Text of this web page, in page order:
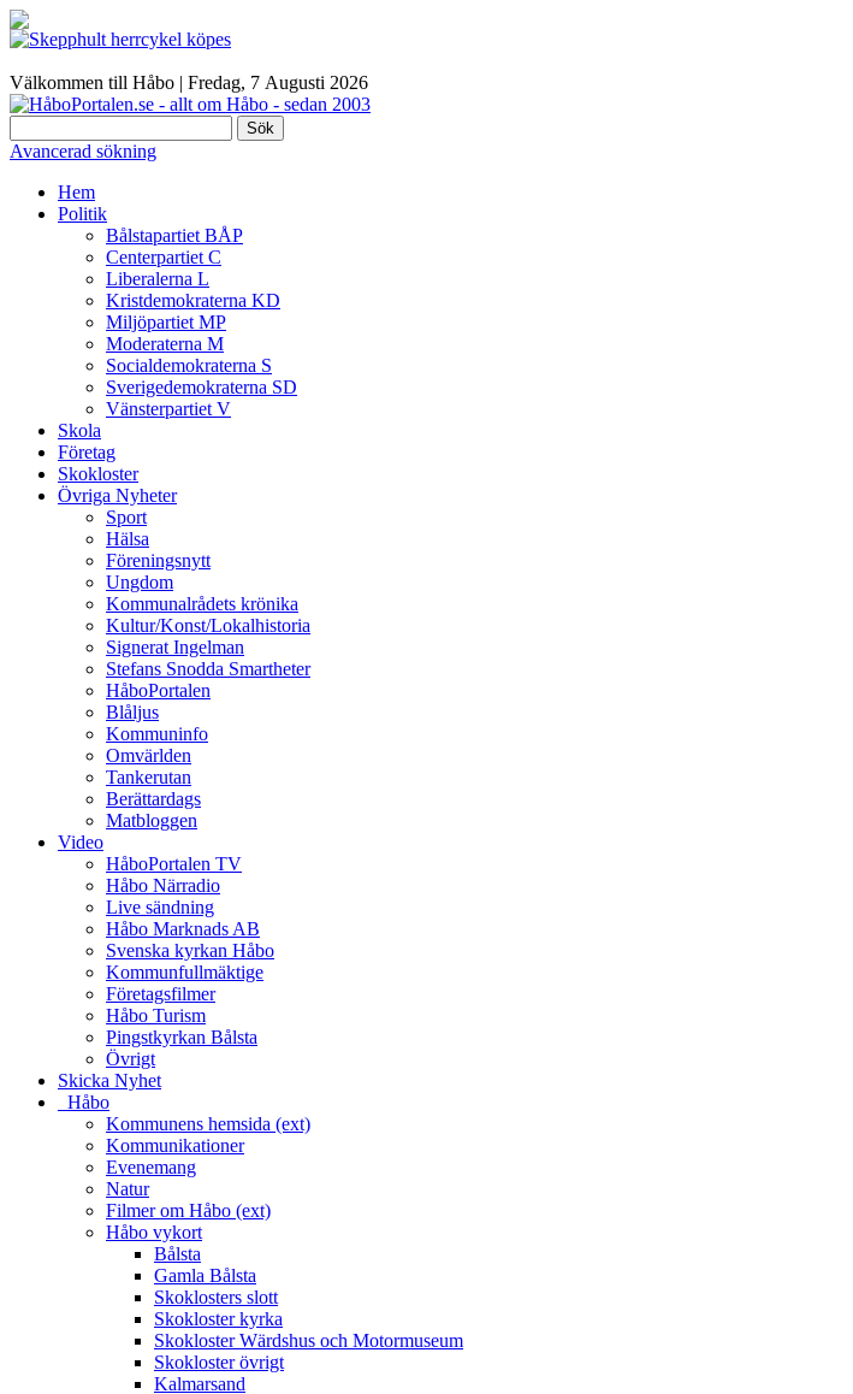
Välkommen till Håbo | Fredag, 7 Αugusti 2026
Sök
Avancerad sökning
Hem
Politik
Bålstapartiet BÅP
Centerpartiet C
Liberalerna L
Kristdemokraterna KD
Miljöpartiet MP
Moderaterna M
Socialdemokraterna S
Sverigedemokraterna SD
Vänsterpartiet V
Skola
Företag
Skokloster
Övriga Nyheter
Sport
Hälsa
Föreningsnytt
Ungdom
Kommunalrådets krönika
Kultur/Konst/Lokalhistoria
Signerat Ingelman
Stefans Snodda Smartheter
HåboPortalen
Blåljus
Kommuninfo
Omvärlden
Tankerutan
Berättardags
Matbloggen
Video
HåboPortalen TV
Håbo Närradio
Live sändning
Håbo Marknads AB
Svenska kyrkan Håbo
Kommunfullmäktige
Företagsfilmer
Håbo Turism
Pingstkyrkan Bålsta
Övrigt
Skicka Nyhet
_Håbo
Kommunens hemsida (ext)
Kommunikationer
Evenemang
Natur
Filmer om Håbo (ext)
Håbo vykort
Bålsta
Gamla Bålsta
Skoklosters slott
Skokloster kyrka
Skokloster Wärdshus och Motormuseum
Skokloster övrigt
Kalmarsand